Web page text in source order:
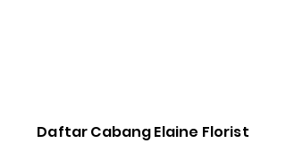
Daftar Cabang Elaine Florist